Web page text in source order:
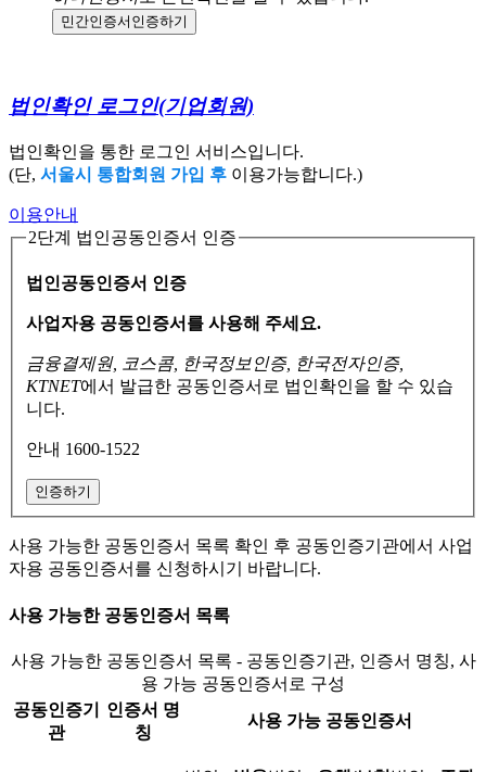
민간인증서 인증하기
법인확인 로그인(기업회원)
법인확인을 통한 로그인 서비스입니다.
(단, 서울시 통합회원 가입 후 이용가능합니다.)
이용안내
2단계 법인공동인증서 인증
법인공동인증서 인증
사업자용 공동인증서를 사용해 주세요.
금융결제원, 코스콤, 한국정보인증, 한국전자인증,
KTNET에서 발급한 공동인증서로 법인확인을 할 수 있습
니다.
안내 1600-1522
인증하기
사용 가능한 공동인증서 목록 확인 후 공동인증기관에서 사업
자용 공동인증서를 신청하시기 바랍니다.
사용 가능한 공동인증서 목록
사용 가능한 공동인증서 목록 - 공동인증기관, 인증서 명칭, 사
용 가능 공동인증서로 구성
공동인증기
관
인증서 명
칭
사용 가능 공동인증서